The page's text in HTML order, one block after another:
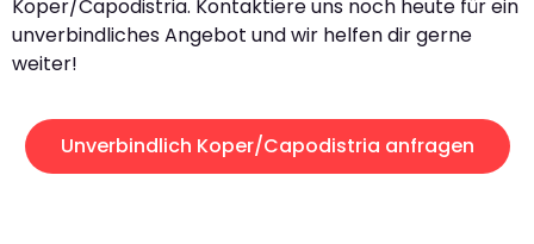
Koper/Capodistria. Kontaktiere uns noch heute für ein
unverbindliches Angebot und wir helfen dir gerne
weiter!
Unverbindlich Koper/Capodistria anfragen